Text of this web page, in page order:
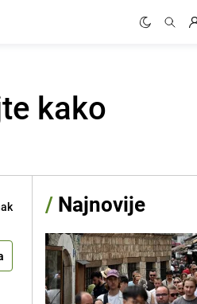
kako
/ Najnovije